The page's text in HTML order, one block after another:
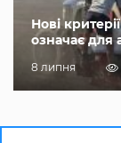
Нові
означає для
8 липня